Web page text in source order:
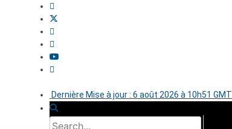
Dernière Mise à jour : 6 août 2026 à 10h51 GMT